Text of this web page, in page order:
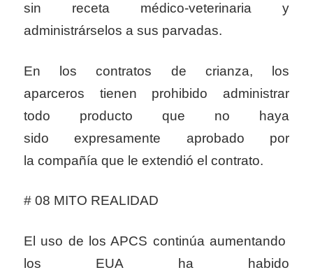
sin receta médico-veterinaria y
administrárselos a sus parvadas.
En los contratos de crianza, los
aparceros tienen prohibido administrar
todo producto que no haya
sido expresamente aprobado por
la compañía que le extendió el contrato.
# 08 MITO REALIDAD
El uso de los APCS continúa aumentando
los EUA ha habido